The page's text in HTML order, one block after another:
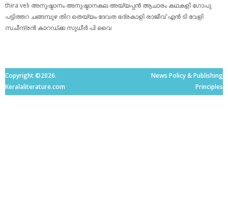
thira veli അനുഷ്ഠാനം അനുഷ്ഠാനകല അയ്യപ്പന്‍ ആചാരം കഥകളി ഗോപു
പട്ടിത്തറ ചങ്ങമ്പുഴ തിറ തെയ്യം ദേവത ഭദ്രകാളി രാജീവ് എൻ ടി വേളി
സചീന്ദ്രന്‍ കാറഡ്ക്ക സുധീര്‍ പി വൈ
Copyright ©2026.
Keralaliterature.com
News Policy & Publishing
Principles